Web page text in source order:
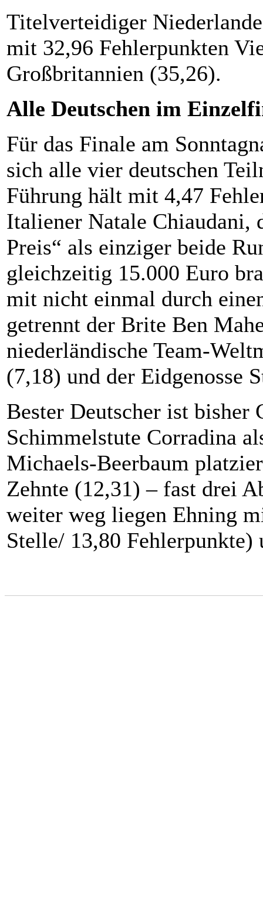
Titelverteidiger
mit 32,96 Fehlerpunkten
Großbritannien (35,26).
Alle Deutschen im
Für das Finale am
sich alle vier deutschen
Führung hält mit 4,47
Italiener Natale Chiaudani,
Preis“ als einziger beide
gleichzeitig 15.000 Euro
mit nicht einmal durch
getrennt der Brite Ben
niederländische Team-
(7,18) und der Eidgenosse
Bester Deutscher ist bisher
Schimmelstute Corradina
Michaels-Beerbaum
Zehnte (12,31) – fast drei
weiter weg liegen Ehning
Stelle/ 13,80